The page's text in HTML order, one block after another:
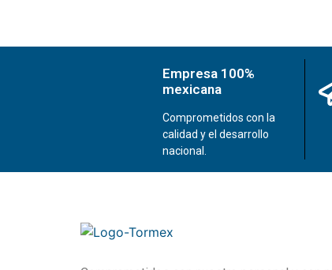
Empresa 100%
mexicana
Comprometidos con la
calidad y el desarrollo
nacional.